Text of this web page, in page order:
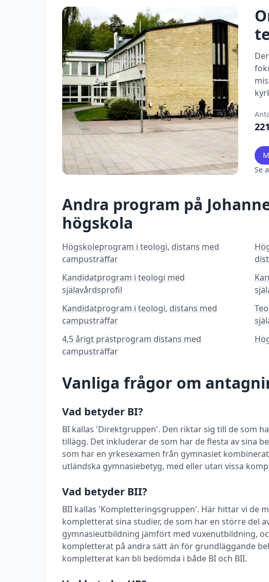
221
Se
Andra program på
högskola
Högskoleprogram i teologi, distans med
campusträffar
Kandidatprogram i teologi med
själavårdsprofil
Kandidatprogram i teologi, distans med
campusträffar
4,5 årigt prästprogram distans med
campusträffar
Vanliga frågor om
Vad betyder BI?
BI kallas 'Direktgruppen'. Den riktar sig till de som
tillägg. Det inkluderar de som har de flesta av sina
som har en yrkesexamen från gymnasiet
utländska gymnasiebetyg, med eller utan vissa
Vad betyder BII?
BII kallas 'Kompletteringsgruppen'. Här hittar vi de
kompletterat sina studier, de som har en större del
gymnasieutbildning jämfört med vuxenutbildning,
kompletterat på andra sätt än för grundläggande
kompletterat kan bli bedömda i både BI och BII.